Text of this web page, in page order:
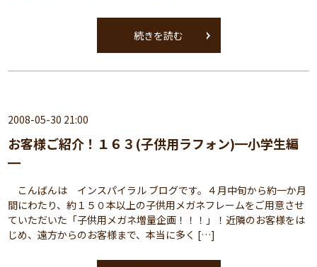
続きを読む
2008-05-30 21:00
お客様ご紹介！１６３(子供用ラフォン)━小学生編
━
こんばんは インスパイラル ブログです。４月中旬から約一か月
間にわたり、約１５０本以上の子供用メガネフレームをご用意させ
ていただいた「子供用メガネ増量企画！！！」！近隣のお客様をは
じめ、遠方からのお客様まで、本当に多く […]